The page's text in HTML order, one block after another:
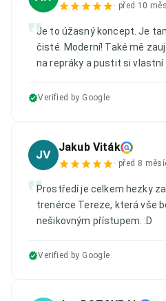
· před 10
Je to úžasný koncept. Je
čisté. Moderní! Také mě
na repráky a pustit si vlastní
Verified by Google
JV Jakub Viták G
· před 8
Prostředí je celkem hezky
trenérce Tereze, která vše
nešikovným přístupem. :D
Verified by Google